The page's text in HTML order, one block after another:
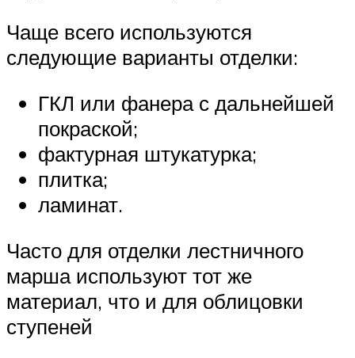
Чаще всего используются
следующие варианты отделки:
ГКЛ или фанера с дальнейшей
покраской;
фактурная штукатурка;
плитка;
ламинат.
Часто для отделки лестничного
марша используют тот же
материал, что и для облицовки
ступеней